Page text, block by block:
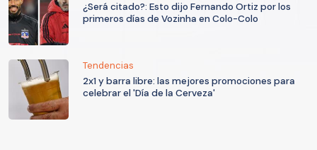
¿Será citado?: Esto dijo Fernando Ortiz por los
primeros días de Vozinha en Colo-Colo
Tendencias
2x1 y barra libre: las mejores promociones para
celebrar el 'Día de la Cerveza'